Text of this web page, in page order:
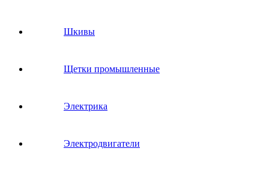
Шкивы
Щетки промышленные
Электрика
Электродвигатели